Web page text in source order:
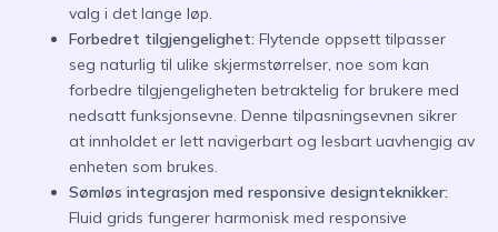
valg i det lange løp.
Forbedret tilgjengelighet: Flytende oppsett tilpasser
seg naturlig til ulike skjermstørrelser, noe som kan
forbedre tilgjengeligheten betraktelig for brukere med
nedsatt funksjonsevne. Denne tilpasningsevnen sikrer
at innholdet er lett navigerbart og lesbart uavhengig av
enheten som brukes.
Sømløs integrasjon med responsive designteknikker:
Fluid grids fungerer harmonisk med responsive